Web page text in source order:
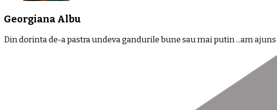
Georgiana Albu
Din dorinta de-a pastra undeva gandurile bune sau mai putin ...am